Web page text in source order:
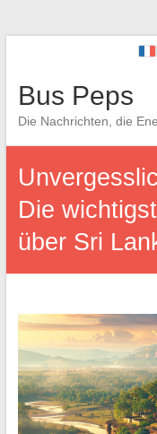
Bus Peps
Die Nachrichten, die
Die
über Sri